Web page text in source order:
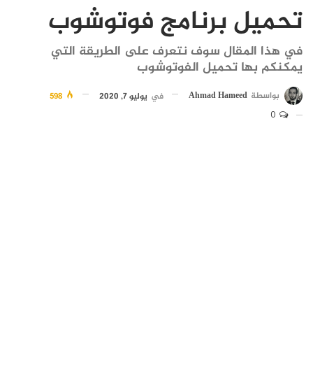
تحميل برنامج فوتوشوب
في هذا المقال سوف نتعرف على الطريقة التي
يمكنكم بها تحميل الفوتوشوب
بواسطة Ahmad Hameed في يوليو 7, 2020